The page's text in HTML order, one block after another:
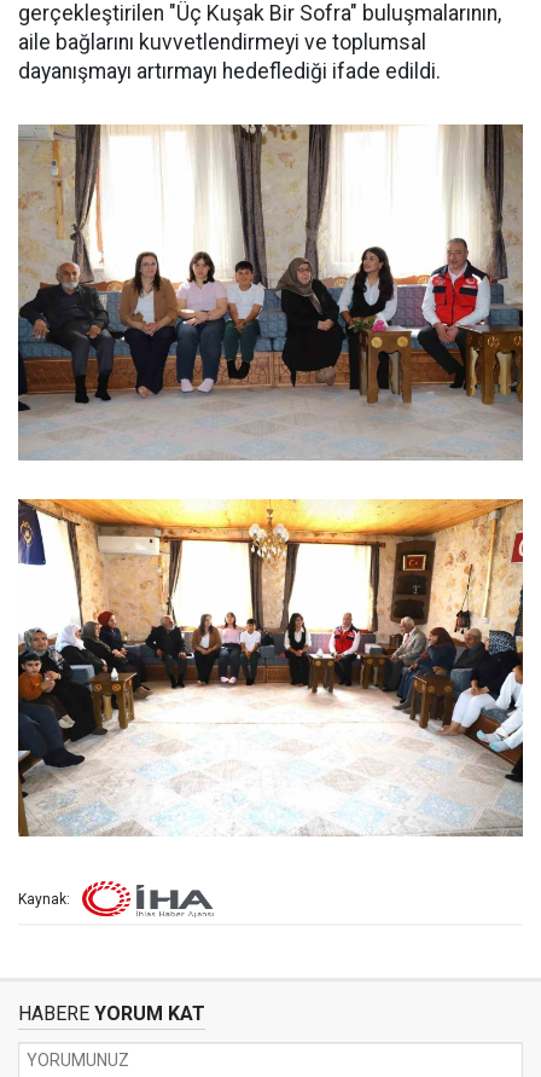
gerçekleştirilen "Üç Kuşak Bir Sofra" buluşmalarının,
aile bağlarını kuvvetlendirmeyi ve toplumsal
dayanışmayı artırmayı hedeflediği ifade edildi.
Kaynak:
HABERE YORUM KAT